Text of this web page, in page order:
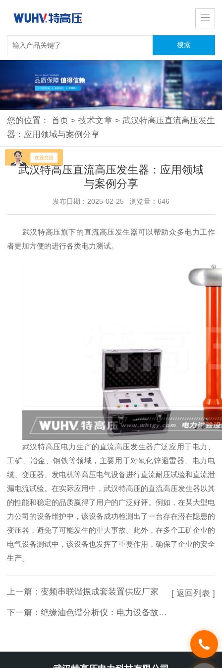
您的位置：首页 > 技术文章 > 武汉特高压直流高压发生
器：应用领域与案例分享
武汉特高压直流高压发生器：应用领域
与案例分享
发布日期：2025-02-25 浏览量：646
武汉特高压旗下的直流高压发生器可以帮助众多电力工作
者更加方便的进行各类电力测试。
武汉特高压电力生产的直流高压发生器广泛应用于电力、
工矿、冶金、钢铁等领域，主要用于对氧化锌避雷器、电力电
缆、变压器、发电机等高压电气设备进行直流耐压试验和直流泄
漏电流试验。在实际应用中，武汉特高压的直流高压发生器以其
的性能和稳定的品质赢得了用户的广泛好评。例如，在某大型电
力公司的设备维护中，该设备成功检测出了一台存在潜在隐患的
变压器，避免了可能发生的重大事故。此外，在多个工矿企业的
电气设备测试中，该设备也发挥了重要作用，确保了企业的安全
生产。
上一篇： 变频串联谐振成套装置供应厂家
下一篇： 绝缘油色谱分析仪：电力设备故障检测的重要工具
[ 返回列表 ]